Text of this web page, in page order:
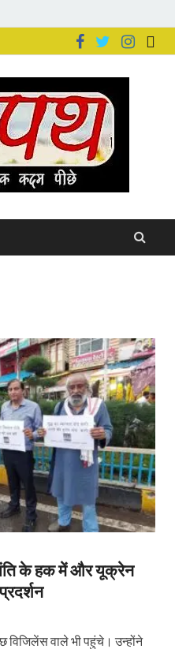
के हक में और यूक्रेन
विजिलेंस वाले भी पहुंचे। उन्होंने